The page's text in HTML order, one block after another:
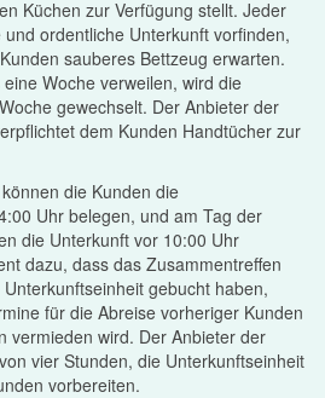
Küchen zur Verfügung stellt. Jeder
ordentliche Unterkunft vorfinden,
sauberes Bettzeug erwarten.
Woche verweilen, wird die
gewechselt. Der Anbieter der
dem Kunden Handtücher zur
die Kunden die
Uhr belegen, und am Tag der
die Unterkunft vor 10:00 Uhr
dazu, dass das Zusammentreffen
gebucht haben,
für die Abreise vorheriger Kunden
vermieden wird. Der Anbieter der
vier Stunden, die Unterkunftseinheit
vorbereiten.